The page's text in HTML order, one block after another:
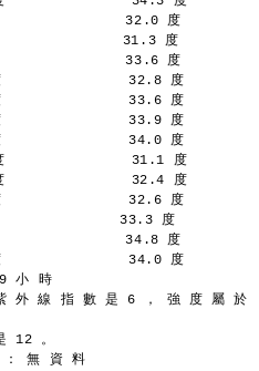
32.0 度
31.3 度
33.6 度
32.8 度
33.6 度
33.9 度
34.0 度
31.1 度
32.4 度
32.6 度
33.3 度
34.8 度
34.0 度
小 時
外 線 指 數 是 6 ， 強 度 屬 於
12 。
無 資 料